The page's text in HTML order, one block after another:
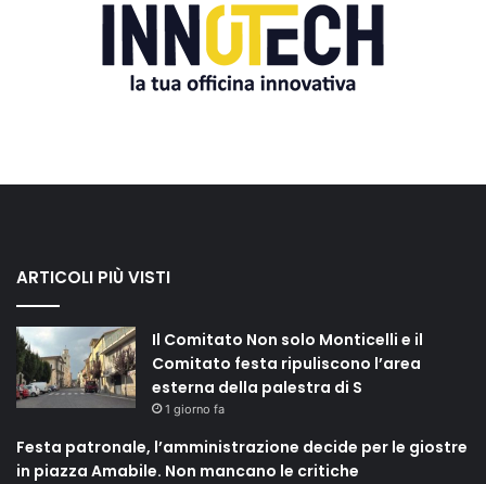
ARTICOLI PIÙ VISTI
Il Comitato Non solo Monticelli e il
Comitato festa ripuliscono l’area
esterna della palestra di S
1 giorno fa
Festa patronale, l’amministrazione decide per le giostre
in piazza Amabile. Non mancano le critiche